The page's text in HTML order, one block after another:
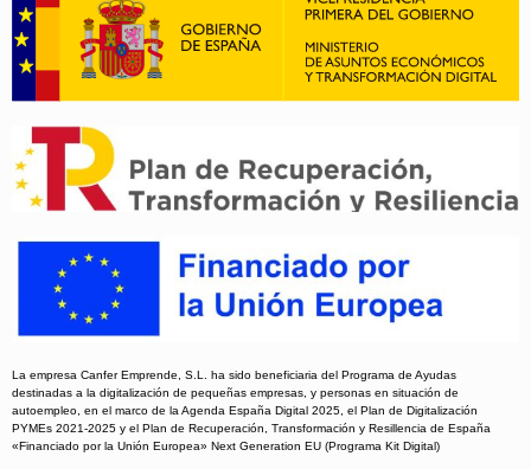
La empresa Canfer Emprende, S.L. ha sido beneficiaria del Programa de Ayudas
destinadas a la digitalización de pequeñas empresas, y personas en situación de
autoempleo, en el marco de la Agenda España Digital 2025, el Plan de Digitalización
PYMEs 2021-2025 y el Plan de Recuperación, Transformación y Resillencia de España
«Financiado por la Unión Europea» Next Generation EU (Programa Kit Digital)